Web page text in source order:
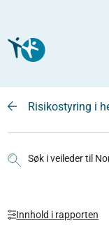
Risikostyring i
Søk i veileder til
Innhold i rapporten